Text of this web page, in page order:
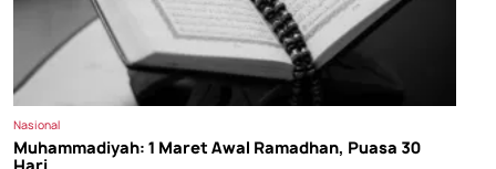
Nasional
Muhammadiyah: 1 Maret Awal Ramadhan, Puasa 30